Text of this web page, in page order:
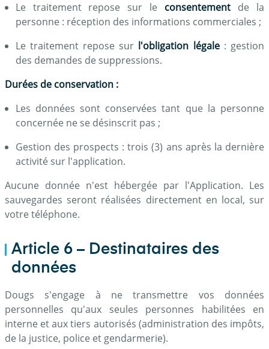
Le traitement repose sur le consentement de la
personne : réception des informations commerciales ;
Le traitement repose sur l'obligation légale: gestion
des demandes de suppressions.
Durées de conservation :
Les données sont conservées tant que la personne
concernée ne se désinscrit pas ;
Gestion des prospects : trois (3) ans après la dernière
activité sur l'application.
Aucune donnée n'est hébergée par l'Application. Les
sauvegardes seront réalisées directement en local, sur
votre téléphone.
Article 6 – Destinataires des
données
Dougs s'engage à ne transmettre vos données
personnelles qu'aux seules personnes habilitées en
interne et aux tiers autorisés (administration des impôts,
de la justice, police et gendarmerie).